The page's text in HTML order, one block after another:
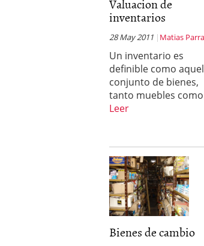
Valuacion de
inventarios
28 May 2011 Matias Parra
Un inventario es
definible como aquel
conjunto de bienes,
tanto muebles
Leer
Bienes de cambio